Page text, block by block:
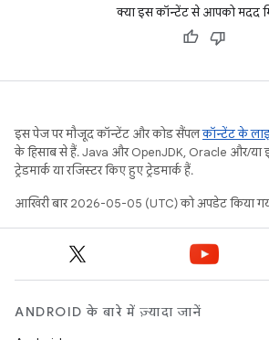
क्या इस कॉन्टेंट से आपको मदद
इस पेज पर मौजूद कॉन्टेंट और कोड सैंपलकॉन्टेंट के
के हिसाब से हैं. Java और OpenJDK, Oracle और/या
ट्रेडमार्क या रजिस्टर किए हुए ट्रेडमार्क हैं.
आखिरी बार 2026-05-05 (UTC) को अपडेट किया
ANDROID के बारे में ज़्यादा जानें